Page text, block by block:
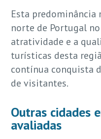
Esta predominância
norte de Portugal
atratividade e a
turísticas desta
contínua conquista
de visitantes.
Outras cidades
avaliadas